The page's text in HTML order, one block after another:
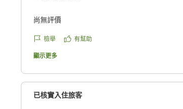
尚無評價
檢舉 有幫助
顯示更多
已核實入住旅客